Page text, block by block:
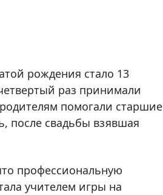
рождения стало 13
раз принимали
помогали старшие
после свадьбы взявшая
профессиональную
учителем игры на